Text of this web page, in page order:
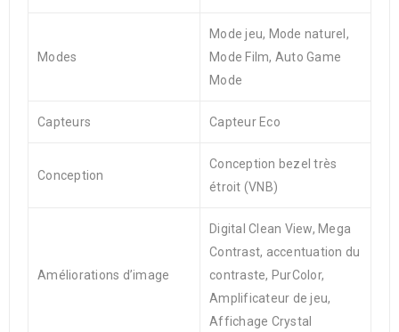
Modes
Mode jeu, Mode naturel,
Mode Film, Auto Game
Mode
Capteurs Capteur Eco
Conception
Conception bezel très
étroit (VNB)
Améliorations d’image
Digital Clean View, Mega
Contrast, accentuation du
contraste, PurColor,
Amplificateur de jeu,
Affichage Crystal